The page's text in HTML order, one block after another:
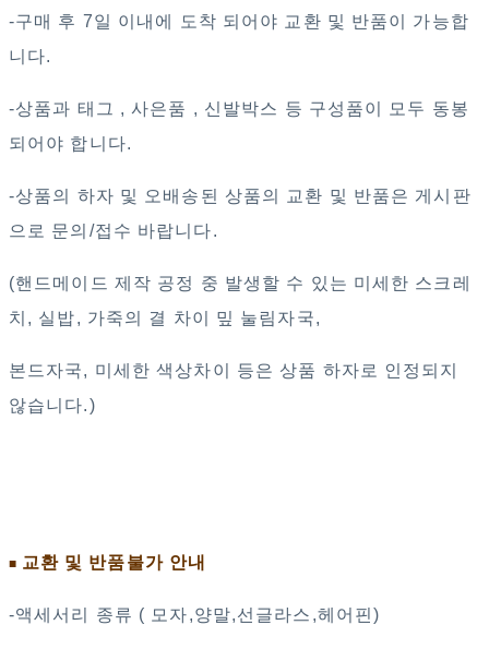
-구매 후 7일 이내에 도착 되어야 교환 및 반품이 가능합
니다.
-상품과 태그 , 사은품 , 신발박스 등 구성품이 모두 동봉
되어야 합니다.
-상품의 하자 및 오배송된 상품의 교환 및 반품은 게시판
으로 문의/접수 바랍니다.
(핸드메이드 제작 공정 중 발생할 수 있는 미세한 스크레
치, 실밥, 가죽의 결 차이 밒 눌림자국,
본드자국, 미세한 색상차이 등은 상품 하자로 인정되지
않습니다.)
■ 교환 및 반품불가 안내
-액세서리 종류 ( 모자,양말,선글라스,헤어핀)